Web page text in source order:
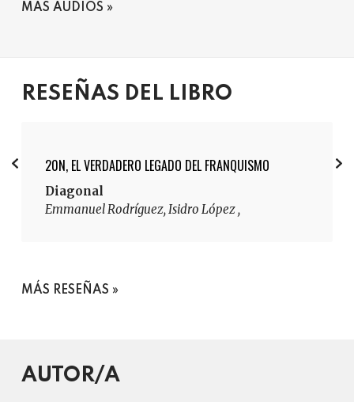
MÁS AUDIOS
RESEÑAS DEL LIBRO
20N, EL VERDADERO LEGADO DEL FRANQUISMO
Diagonal
Emmanuel Rodríguez, Isidro López ,
MÁS RESEÑAS
AUTOR/A